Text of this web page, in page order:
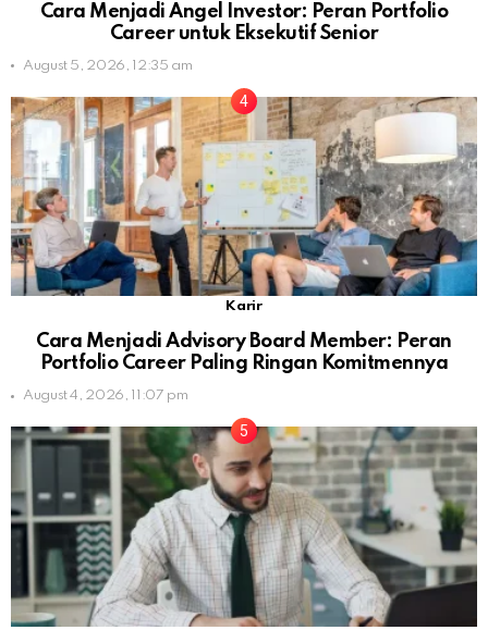
Cara Menjadi Angel Investor: Peran Portfolio
Career untuk Eksekutif Senior
August 5, 2026, 12:35 am
Karir
Cara Menjadi Advisory Board Member: Peran
Portfolio Career Paling Ringan Komitmennya
August 4, 2026, 11:07 pm